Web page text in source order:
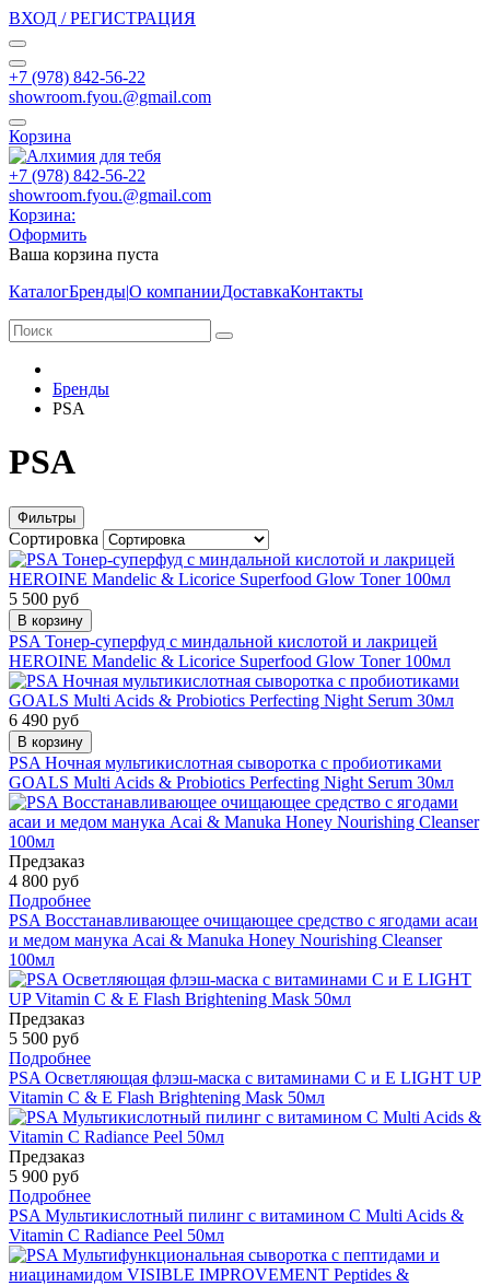
ВХОД / РЕГИСТРАЦИЯ
+7 (978) 842-56-22
showroom.fyou.@gmail.com
Корзина
+7 (978) 842-56-22
showroom.fyou.@gmail.com
Корзина:
Оформить
Ваша корзина пуста
КаталогБренды|О компанииДоставкаКонтакты
Бренды
PSA
PSA
Фильтры
Сортировка
5 500 руб
В корзину
PSA Тонер-суперфуд с миндальной кислотой и лакрицей
HEROINE Mandelic & Licorice Superfood Glow Toner 100мл
6 490 руб
В корзину
PSA Ночная мультикислотная сыворотка с пробиотиками
GOALS Multi Acids & Probiotics Perfecting Night Serum 30мл
Предзаказ
4 800 руб
Подробнее
PSA Восстанавливающее очищающее средство с ягодами асаи
и медом манука Acai & Manuka Honey Nourishing Cleanser
100мл
Предзаказ
5 500 руб
Подробнее
PSA Осветляющая флэш-маска с витаминами С и Е LIGHT UP
Vitamin C & E Flash Brightening Mask 50мл
Предзаказ
5 900 руб
Подробнее
PSA Мультикислотный пилинг с витамином С Multi Acids &
Vitamin C Radiance Peel 50мл